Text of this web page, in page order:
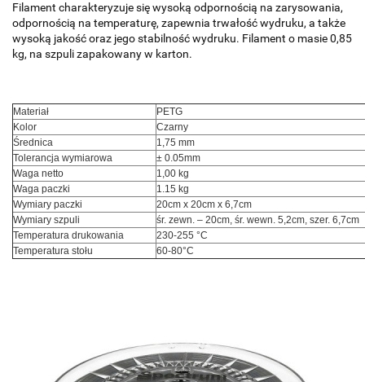
Filament charakteryzuje się wysoką odpornością na zarysowania,
odpornością na temperaturę, zapewnia trwałość wydruku, a także
wysoką jakość oraz jego stabilność wydruku. Filament o masie 0,85
kg, na szpuli zapakowany w karton.
Materiał
PETG
Kolor
Czarny
Średnica
1,75 mm
Tolerancja wymiarowa
± 0.05mm
Waga netto
1,00 kg
Waga paczki
1.15 kg
Wymiary paczki
20cm x 20cm x 6,7cm
Wymiary szpuli
śr. zewn. – 20cm, śr. wewn. 5,2cm, szer. 6,7cm
Temperatura drukowania
230-255 °C
Temperatura stołu
60-80°C